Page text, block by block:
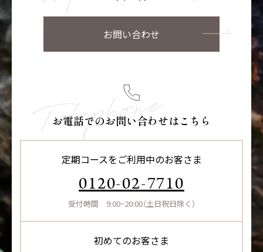
お問い合わせ
お電話でのお問い合わせはこちら
定期コースをご利用中のお客さま
0120-02-7710
受付時間 9:00~20:00（土日祝日除く）
初めてのお客さま